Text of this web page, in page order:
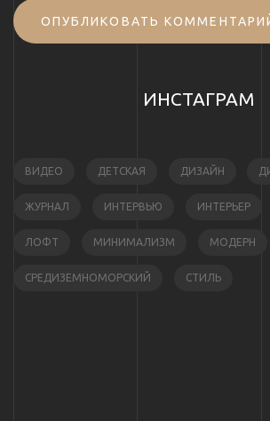
ОПУБЛИКОВАТЬ
ИНСТАГРАМ
ВИДЕО ДЕТСКАЯ ДИЗАЙН
ЖУРНАЛ ИНТЕРВЬЮ ИНТЕРЬЕР
ЛОФТ МИНИМАЛИЗМ МОДЕРН
СРЕДИЗЕМНОМОРСКИЙ СТИЛЬ